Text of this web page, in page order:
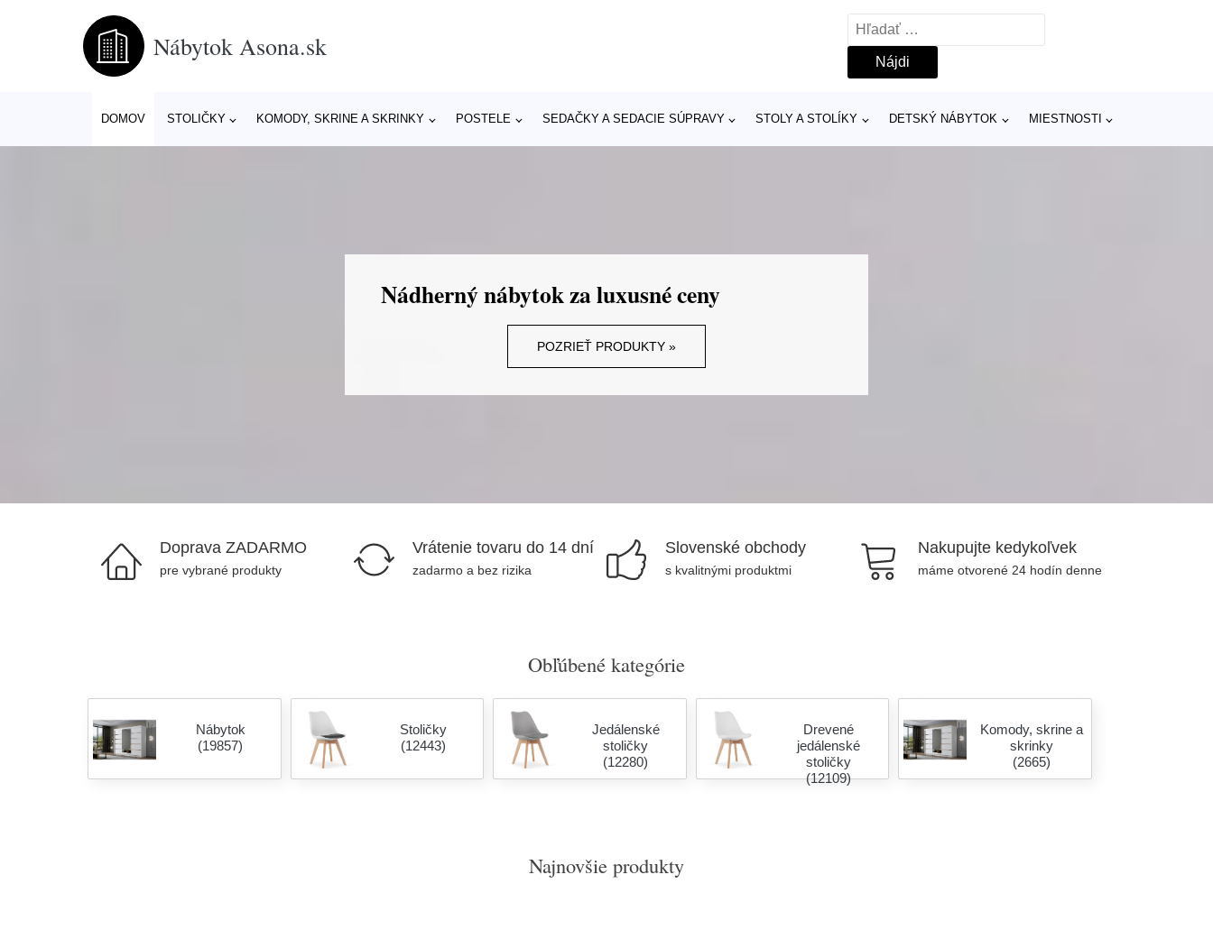
Nábytok Asona.sk
Hľadať:
DOMOV STOLIČKY KOMODY, SKRINE A SKRINKY POSTELE SEDAČKY A SEDACIE SÚPRAVY STOLY A STOLÍKY DETSKÝ NÁBYTOK MIESTNOSTI
Nádherný nábytok za luxusné ceny
POZRIEŤ PRODUKTY »
Doprava ZADARMO
pre vybrané produkty
Vrátenie tovaru do 14 dní
zadarmo a bez rizika
Slovenské obchody
s kvalitnými produktmi
Nakupujte kedykoľvek
máme otvorené 24 hodín denne
Obľúbené kategórie
Nábytok
(19857)
Stoličky
(12443)
Jedálenské
stoličky
(12280)
Drevené
jedálenské
stoličky
(12109)
Komody, skrine a
skrinky
(2665)
Najnovšie produkty